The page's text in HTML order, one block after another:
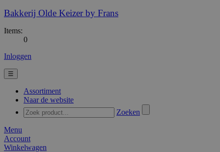
Bakkerij Olde Keizer by Frans
Items:
0
Inloggen
☰
Assortiment
Naar de website
Zoeken
Menu
Account
Winkelwagen